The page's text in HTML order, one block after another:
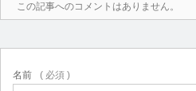
この記事へのコメントはありません。
名前 ( 必須 )